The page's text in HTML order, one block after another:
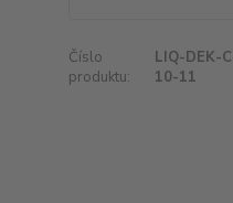
Číslo
produktu:
LIQ-DEK-
10-11